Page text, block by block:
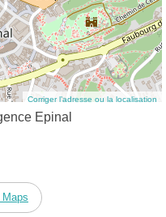
Corriger l’adresse ou la localisation
Epinal